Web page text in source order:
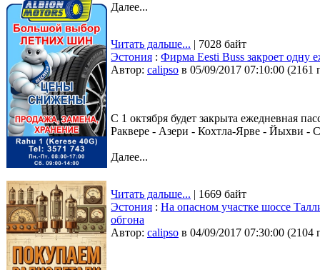
Далее...
Читать дальше... | 7028 байт
Эстония : Фирма Eesti Buss закроет
Автор: calipso в 05/09/2017 07:10:00 (2161
С 1 октября будет закрыта ежедневная
Раквере - Азери - Кохтла-Ярве - Йыхви -
Далее...
Читать дальше... | 1669 байт
Эстония : На опасном участке шоссе
обгона
Автор: calipso в 04/09/2017 07:30:00 (2104